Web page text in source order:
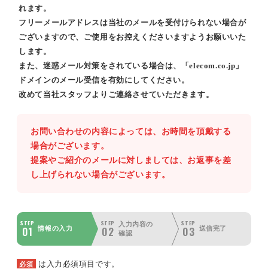
れます。
フリーメールアドレスは当社のメールを受付けられない場合が
ございますので、ご使用をお控えくださいますようお願いいた
します。
また、迷惑メール対策をされている場合は、「elecom.co.jp」
ドメインのメール受信を有効にしてください。
改めて当社スタッフよりご連絡させていただきます。
お問い合わせの内容によっては、お時間を頂戴する
場合がございます。
提案やご紹介のメールに対しましては、お返事を差
し上げられない場合がございます。
STEP
01 情報の入力
STEP
02
入力内容の
確認
STEP
03 送信完了
必須 は入力必須項目です。